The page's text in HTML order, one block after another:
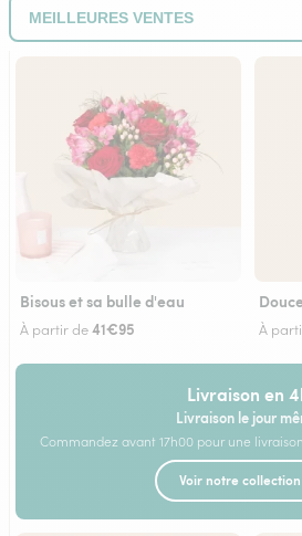
Bisous et sa bulle d'eau
À partir de41€95 À
Livraison en
Livraison le jour
Commandez avant 17h00 pour une
Voir notre